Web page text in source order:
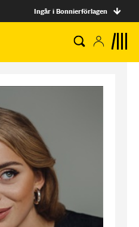
Ingår i Bonnierförlagen